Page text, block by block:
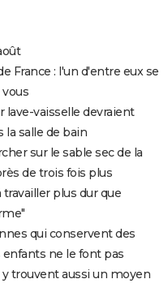
France : l'un d'entre eux se
lave-vaisselle devraient
la salle de bain
sur le sable sec de la
de trois fois plus
plus dur que
qui conservent des
ne le font pas
trouvent aussi un moyen